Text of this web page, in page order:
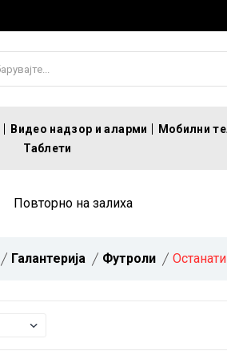
Видео надзор и аларми Мобилни
Таблети
Повторно на залиха
Галантерија Футроли